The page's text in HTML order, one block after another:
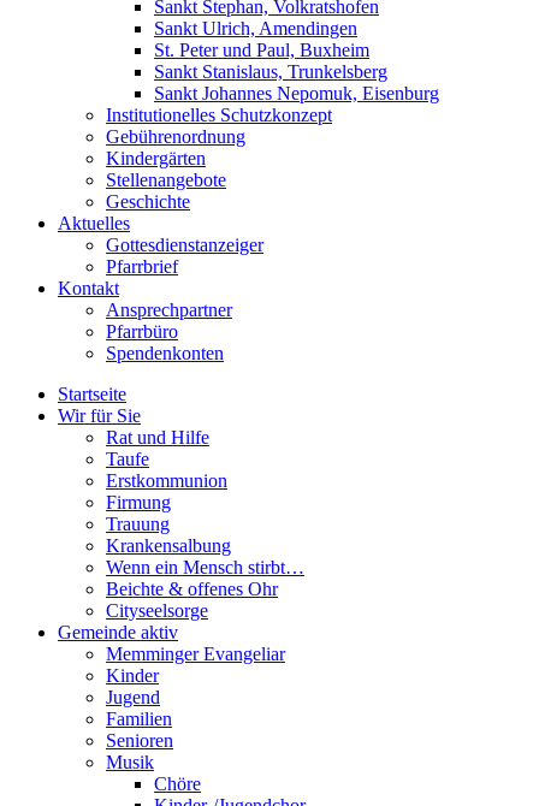
Sankt Stephan, Volkratshofen
Sankt Ulrich, Amendingen
St. Peter und Paul, Buxheim
Sankt Stanislaus, Trunkelsberg
Sankt Johannes Nepomuk, Eisenburg
Institutionelles Schutzkonzept
Gebührenordnung
Kindergärten
Stellenangebote
Geschichte
Aktuelles
Gottesdienstanzeiger
Pfarrbrief
Kontakt
Ansprechpartner
Pfarrbüro
Spendenkonten
Startseite
Wir für Sie
Rat und Hilfe
Taufe
Erstkommunion
Firmung
Trauung
Krankensalbung
Wenn ein Mensch stirbt…
Beichte & offenes Ohr
Cityseelsorge
Gemeinde aktiv
Memminger Evangeliar
Kinder
Jugend
Familien
Senioren
Musik
Chöre